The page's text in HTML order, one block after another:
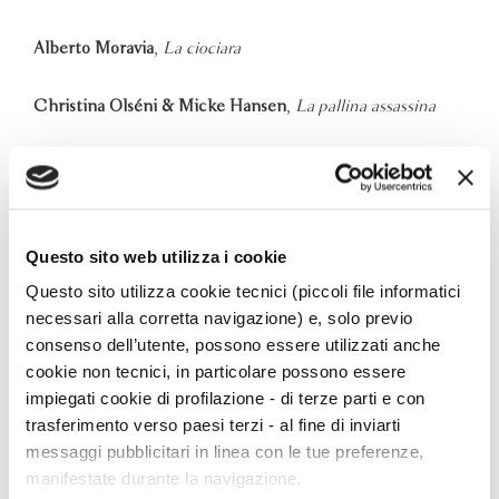
Questo sito web utilizza i cookie
Questo sito utilizza cookie tecnici (piccoli file informatici
necessari alla corretta navigazione) e, solo previo
consenso dell’utente, possono essere utilizzati anche
cookie non tecnici, in particolare possono essere
impiegati cookie di profilazione - di terze parti e con
trasferimento verso paesi terzi - al fine di inviarti
messaggi pubblicitari in linea con le tue preferenze,
manifestate durante la navigazione.
Alberto Moravia, La ciociara
Christina Olséni & Micke Hansen, La pallina assassina
Colleen McCullough
Carlo Verdone,La casa sopra i portici
Guido Barbujani ,L'invenzione delle razze
Danya Kukafka,Girl in snow